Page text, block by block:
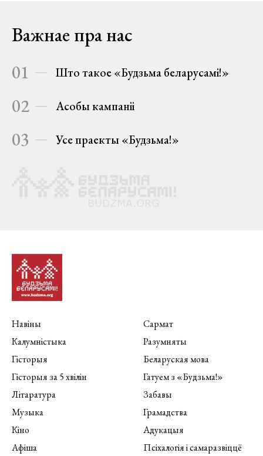
Важнае пра нас
01 Што такое «Будзьма беларусамі!»
02 Асобы кампаніі
03 Усе праекты «Будзьма!»
Навіны
Калумністыка
Гісторыя
Гісторыя за 5 хвілін
Літаратура
Музыка
Кіно
Афіша
Сармат
Разумняты
Беларуская мова
Гатуем з «Будзьма!»
Забавы
Грамадства
Адукацыя
Псіхалогія і самаразвіццё